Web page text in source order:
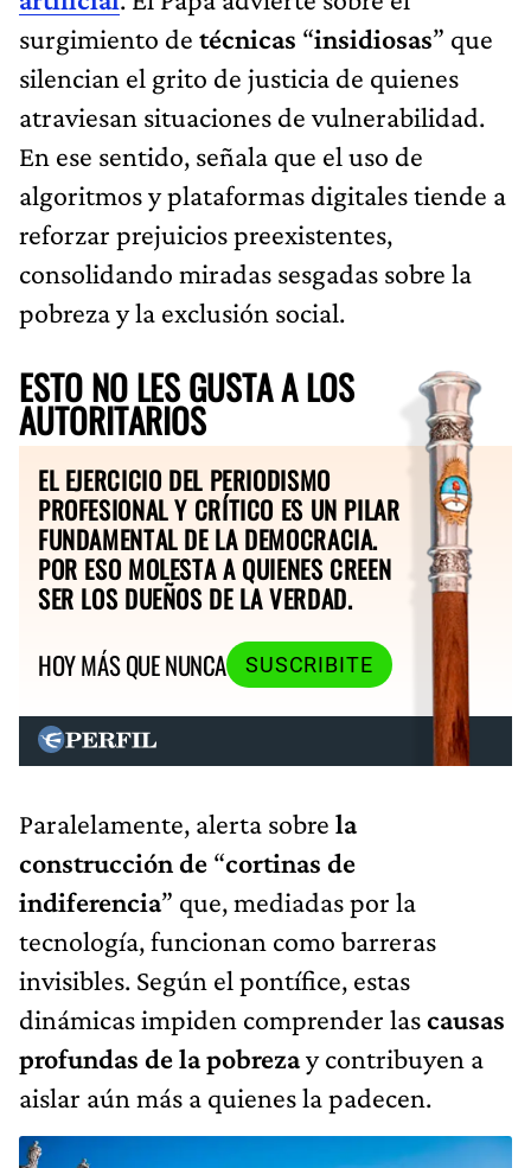
surgimiento de técnicas “insidiosas” que
silencian el grito de justicia de quienes
atraviesan situaciones de vulnerabilidad.
En ese sentido, señala que el uso de
algoritmos y plataformas digitales tiende a
reforzar prejuicios preexistentes,
consolidando miradas sesgadas sobre la
pobreza y la exclusión social.
ESTO NO LES GUSTA A LOS
AUTORITARIOS
EL EJERCICIO DEL PERIODISMO
PROFESIONAL Y CRÍTICO ES UN PILAR
FUNDAMENTAL DE LA DEMOCRACIA.
POR ESO MOLESTA A QUIENES CREEN
SER LOS DUEÑOS DE LA VERDAD.
HOY MÁS QUE NUNCA
SUSCRIBITE
Paralelamente, alerta sobre la
construcción de “cortinas de
indiferencia” que, mediadas por la
tecnología, funcionan como barreras
invisibles. Según el pontífice, estas
dinámicas impiden comprender lascausas
profundas de la pobrezay contribuyen a
aislar aún más a quienes la padecen.